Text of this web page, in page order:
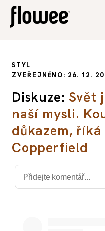
SEX
STYL
ZVEŘEJNĚNO: 26. 12.
Diskuze: Svět
naší mysli.
důkazem, říká
Copperfield